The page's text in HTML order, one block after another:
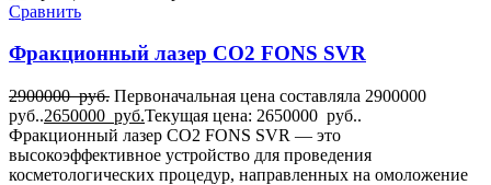
Сравнить
Фракционный лазер CO2 FONS SVR
2900000руб. Первоначальная цена составляла 2900000
руб..2650000 руб.Текущая цена: 2650000 руб..
Фракционный лазер CO2 FONS SVR — это
высокоэффективное устройство для проведения
косметологических процедур, направленных на омоложение